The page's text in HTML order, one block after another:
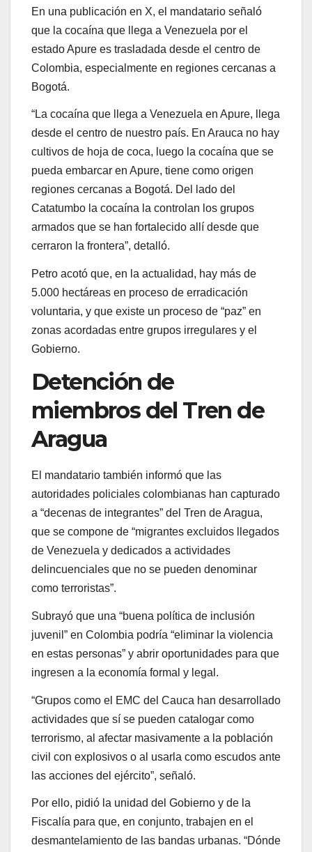
En una publicación en X, el mandatario señaló
que la cocaína que llega a Venezuela por el
estado Apure es trasladada desde el centro de
Colombia, especialmente en regiones cercanas a
Bogotá.
“La cocaína que llega a Venezuela en Apure, llega
desde el centro de nuestro país. En Arauca no hay
cultivos de hoja de coca, luego la cocaína que se
pueda embarcar en Apure, tiene como origen
regiones cercanas a Bogotá. Del lado del
Catatumbo la cocaína la controlan los grupos
armados que se han fortalecido allí desde que
cerraron la frontera”, detalló.
Petro acotó que, en la actualidad, hay más de
5.000 hectáreas en proceso de erradicación
voluntaria, y que existe un proceso de “paz” en
zonas acordadas entre grupos irregulares y el
Gobierno.
Detención de
miembros del Tren de
Aragua
El mandatario también informó que las
autoridades policiales colombianas han capturado
a “decenas de integrantes” del Tren de Aragua,
que se compone de “migrantes excluidos llegados
de Venezuela y dedicados a actividades
delincuenciales que no se pueden denominar
como terroristas”.
Subrayó que una “buena política de inclusión
juvenil” en Colombia podría “eliminar la violencia
en estas personas” y abrir oportunidades para que
ingresen a la economía formal y legal.
“Grupos como el EMC del Cauca han desarrollado
actividades que sí se pueden catalogar como
terrorismo, al afectar masivamente a la población
civil con explosivos o al usarla como escudos ante
las acciones del ejército”, señaló.
Por ello, pidió la unidad del Gobierno y de la
Fiscalía para que, en conjunto, trabajen en el
desmantelamiento de las bandas urbanas. “Dónde